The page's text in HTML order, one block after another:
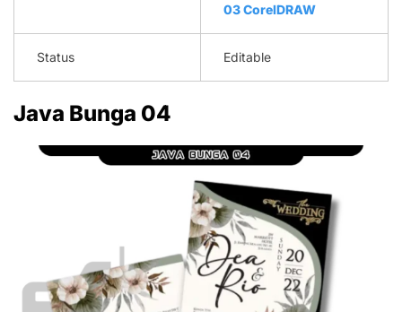
03 CorelDRAW
Status Editable
Java Bunga 04